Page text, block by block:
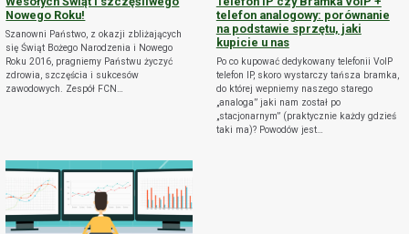
Nowego Roku!
Szanowni Państwo, z okazji zbliżających
się Świąt Bożego Narodzenia i Nowego
Roku 2016, pragniemy Państwu życzyć
zdrowia, szczęścia i sukcesów
zawodowych. Zespół FCN…
telefon analogowy: porównanie
na podstawie sprzętu, jaki
kupicie u nas
Po co kupować dedykowany telefonii VoIP
telefon IP, skoro wystarczy tańsza bramka,
do której wepniemy naszego starego
„analoga” jaki nam został po
„stacjonarnym” (praktycznie każdy gdzieś
taki ma)? Powodów jest…